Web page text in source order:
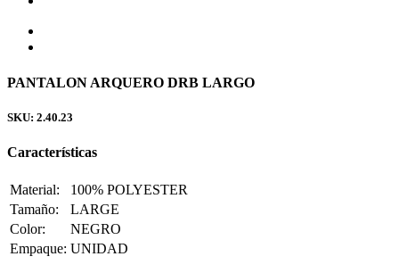
PANTALON ARQUERO DRB LARGO
SKU: 2.40.23
Características
Material:
100% POLYESTER
Tamaño:
LARGE
Color:
NEGRO
Empaque: UNIDAD